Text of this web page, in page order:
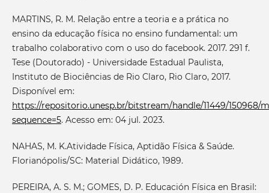
MARTINS, R. M. Relação entre a teoria e a prática no
ensino da educação física no ensino fundamental: um
trabalho colaborativo com o uso do facebook. 2017. 291 f.
Tese (Doutorado) - Universidade Estadual Paulista,
Instituto de Biociências de Rio Claro, Rio Claro, 2017.
Disponível em:
https://repositorio.unesp.br/bitstream/handle/11449/150968/
sequence=5. Acesso em: 04 jul. 2023.
NAHAS, M. K.Atividade Física, Aptidão Física & Saúde.
Florianópolis/SC: Material Didático, 1989.
PEREIRA, A. S. M.; GOMES, D. P. Educación Física en Brasil: